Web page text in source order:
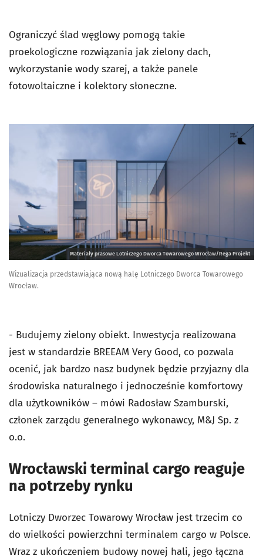
Ograniczyć ślad węglowy pomogą takie
proekologiczne rozwiązania jak zielony dach,
wykorzystanie wody szarej, a także panele
fotowoltaiczne i kolektory słoneczne.
Materiały prasowe Lotniczego Dworca Towarowego Wrocław/Rega Projekt
Wizualizacja przedstawiająca nową halę Lotniczego Dworca Towarowego
Wrocław.
- Budujemy zielony obiekt. Inwestycja realizowana
jest w standardzie BREEAM Very Good, co pozwala
ocenić, jak bardzo nasz budynek będzie przyjazny dla
środowiska naturalnego i jednocześnie komfortowy
dla użytkowników – mówi Radosław Szamburski,
członek zarządu generalnego wykonawcy, M&J Sp. z
o.o.
Wrocławski terminal cargo reaguje
na potrzeby rynku
Lotniczy Dworzec Towarowy Wrocław jest trzecim co
do wielkości powierzchni terminalem cargo w Polsce.
Wraz z ukończeniem budowy nowej hali, jego łączna